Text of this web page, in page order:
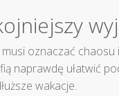
oznaczać chaosu
naprawdę ułatwić
wakacje.